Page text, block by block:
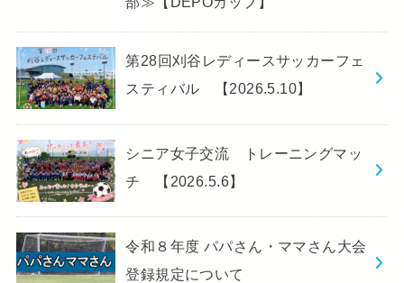
第28回刈谷レディースサッカーフェ
スティバル 【2026.5.10】
シニア女子交流 トレーニングマッ
チ 【2026.5.6】
令和８年度 パパさん・ママさん大会
登録規定について